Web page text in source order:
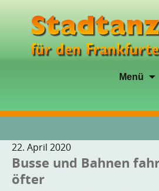
Menü
22. April 2020
Busse und Bahnen
öfter